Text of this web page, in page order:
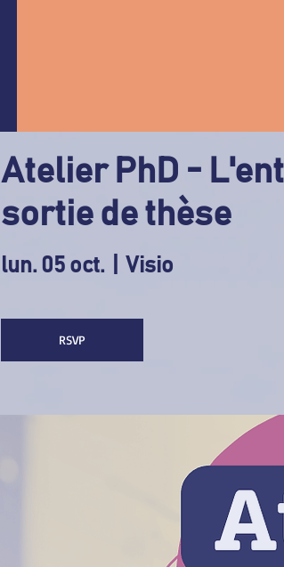
Atelier PhD -
sortie de thèse
lun. 05 oct. Visio
RSVP